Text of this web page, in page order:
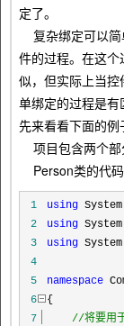
定了。
复杂绑定可以简
件的过程。在这
似，但实际上当
单绑定的过程是有
先来看看下面的例
项目包含两个部
Person类的代码
1 using
2
using
3
using
4
5
namespace
6
{
7
//将要用